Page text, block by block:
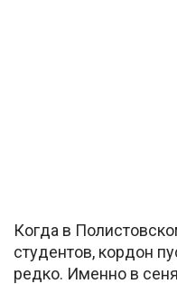
Когда в
студентов, кордон
редко. Именно в